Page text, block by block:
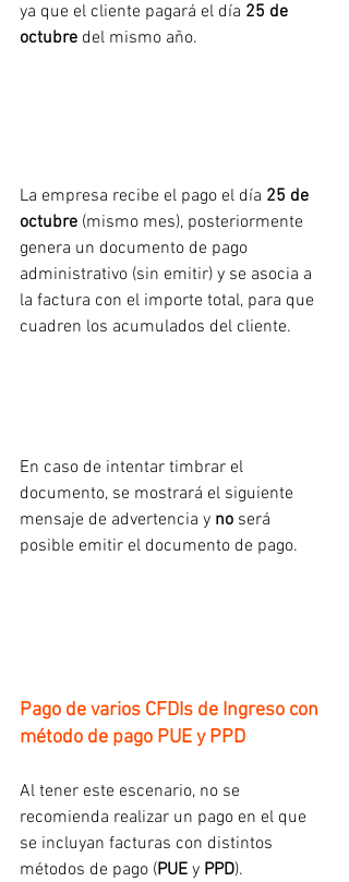
ya que el cliente pagará el día 25 de
octubre del mismo año.
La empresa recibe el pago el día 25 de
octubre (mismo mes), posteriormente
genera un documento de pago
administrativo (sin emitir) y se asocia a
la factura con el importe total, para que
cuadren los acumulados del cliente.
En caso de intentar timbrar el
documento, se mostrará el siguiente
mensaje de advertencia y no será
posible emitir el documento de pago.
Pago de varios CFDIs de Ingreso con
método de pago PUE y PPD
Al tener este escenario, no se
recomienda realizar un pago en el que
se incluyan facturas con distintos
métodos de pago (PUE y PPD).